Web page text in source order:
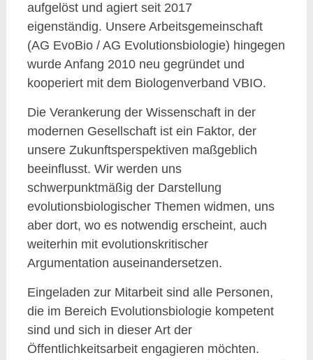
aufgelöst und agiert seit 2017
eigenständig. Unsere Arbeitsgemeinschaft
(AG EvoBio / AG Evolutionsbiologie) hingegen
wurde Anfang 2010 neu gegründet und
kooperiert mit dem Biologenverband VBIO.
Die Verankerung der Wissenschaft in der
modernen Gesellschaft ist ein Faktor, der
unsere Zukunftsperspektiven maßgeblich
beeinflusst. Wir werden uns
schwerpunktmäßig der Darstellung
evolutionsbiologischer Themen widmen, uns
aber dort, wo es notwendig erscheint, auch
weiterhin mit evolutionskritischer
Argumentation auseinandersetzen.
Eingeladen zur Mitarbeit sind alle Personen,
die im Bereich Evolutionsbiologie kompetent
sind und sich in dieser Art der
Öffentlichkeitsarbeit engagieren möchten.